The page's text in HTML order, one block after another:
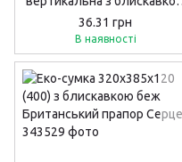
"коти у чашках ".
36.31 грн
В наявності